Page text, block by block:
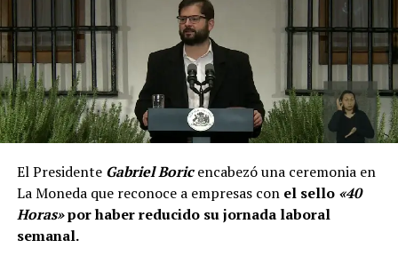
El Presidente Gabriel Boricencabezó una ceremonia en
La Moneda que reconoce a empresas conel sello «40
Horas»por haber reducido su jornada laboral
semanal.